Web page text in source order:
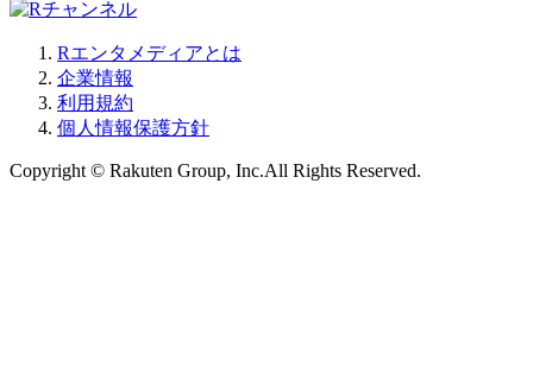
Rエンタメディアとは
企業情報
利用規約
個人情報保護方針
Copyright © Rakuten Group, Inc.All Rights Reserved.